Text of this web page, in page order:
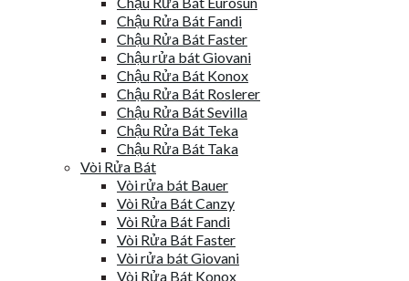
Chậu Rửa Bát Fandi
Chậu Rửa Bát Faster
Chậu rửa bát Giovani
Chậu Rửa Bát Konox
Chậu Rửa Bát Roslerer
Chậu Rửa Bát Sevilla
Chậu Rửa Bát Teka
Chậu Rửa Bát Taka
Vòi Rửa Bát
Vòi rửa bát Bauer
Vòi Rửa Bát Canzy
Vòi Rửa Bát Fandi
Vòi Rửa Bát Faster
Vòi rửa bát Giovani
Vòi Rửa Bát Konox